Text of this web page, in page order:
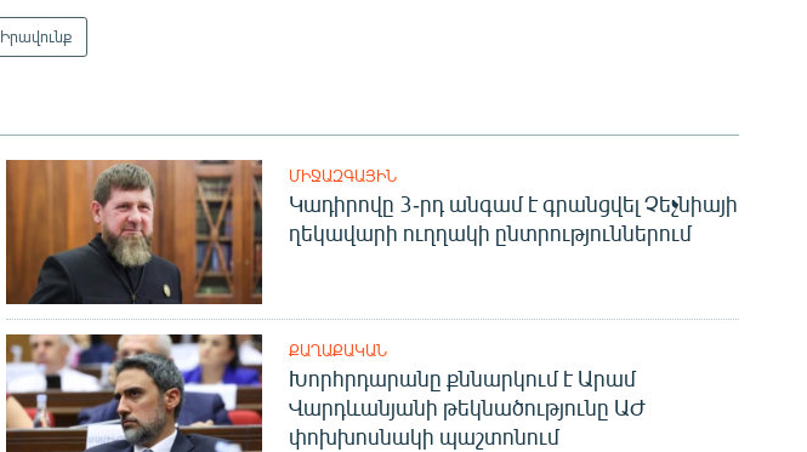
Իրավունք
ՄԻՋԱԶԳԱՅԻՆ
Կադիրովը 3-րդ անգամ է գրանցվել Չեչնիայի
ղեկավարի ուղղակի ընտրություններում
ՔԱՂԱՔԱԿԱՆ
Խորհրդարանը քննարկում է Արամ
Վարդևանյանի թեկնածությունը ԱԺ
փոխխոսնակի պաշտոնում